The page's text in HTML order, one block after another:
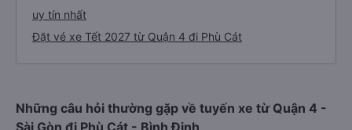
uy tín nhất
Đặt vé xe Tết 2027 từ Quận 4 đi Phù Cát
Những câu hỏi thường gặp về tuyến xe từ Quận 4 -
Sài Gòn đi Phù Cát - Bình Định